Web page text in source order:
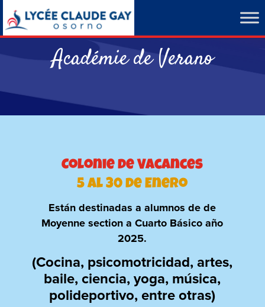
Académie de Verano
Colonie de Vacances
5 al 30 de Enero
Están destinadas a alumnos de de
Moyenne section a Cuarto Básico año
2025.
(Cocina, psicomotricidad, artes,
baile, ciencia, yoga, música,
polideportivo, entre otras)